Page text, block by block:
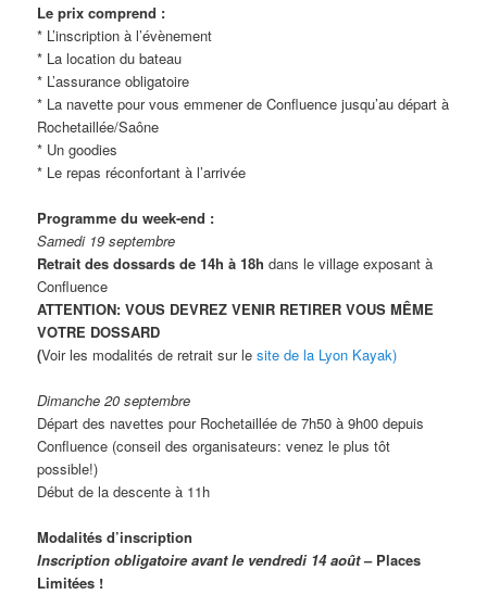
Le prix comprend :
* L’inscription à l’évènement
* La location du bateau
* L’assurance obligatoire
* La navette pour vous emmener de Confluence jusqu’au départ à
Rochetaillée/Saône
* Un goodies
* Le repas réconfortant à l’arrivée
Programme du week-end :
Samedi 19 septembre
Retrait des dossards de 14h à 18h dans le village exposant à
Confluence
ATTENTION: VOUS DEVREZ VENIR RETIRER VOUS MÊME
VOTRE DOSSARD
(Voir les modalités de retrait sur lesite de la Lyon Kayak)
Dimanche 20 septembre
Départ des navettes pour Rochetaillée de 7h50 à 9h00 depuis
Confluence (conseil des organisateurs: venez le plus tôt
possible!)
Début de la descente à 11h
Modalités d’inscription
Inscription obligatoire avant le vendredi 14 août – Places
Limitées !